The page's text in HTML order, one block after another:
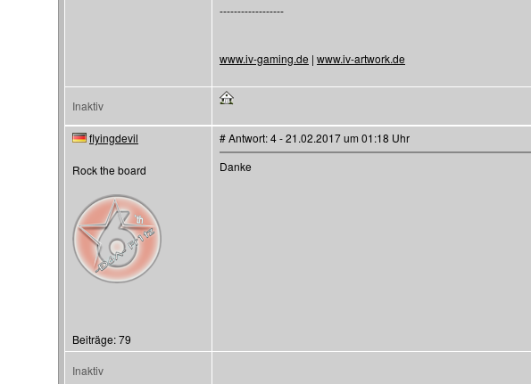
------------------
www.iv-gaming.de | www.iv-artwork.de
Inaktiv
flyingdevil
Rock the board
Beiträge: 79
# Antwort: 4 - 21.02.2017 um 01:18 Uhr
Danke
Inaktiv